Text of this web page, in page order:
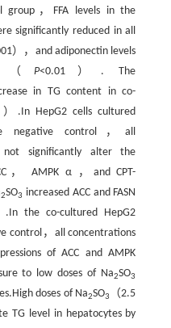
group，FFA levels in the
significantly reduced in all
），and adiponectin levels
（ P<0.01）. The
in TG content in co-
）.In HepG2 cells cultured
negative control，all
significantly alter the
， AMPK α ，and CPT-
2SO3 increased ACC and FASN
the co-cultured HepG2
control，all concentrations
of ACC and AMPK
to low doses of Na2SO3
doses of Na2SO3
（2.5
TG level in hepatocytes by